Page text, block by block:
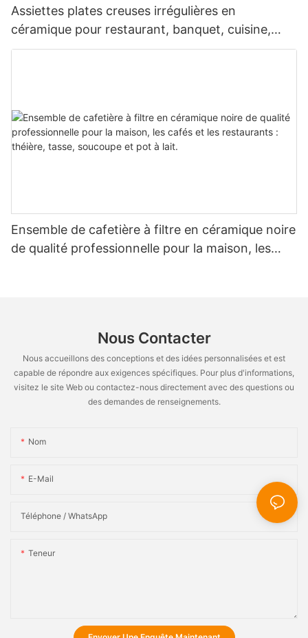
Assiettes plates creuses irrégulières en
céramique pour restaurant, banquet, cuisine,
maison, hôtel, vaisselle commerciale pour steak,
Ensemble de cafetière à filtre en céramique noire
de qualité professionnelle pour la maison, les
Nous Contacter
Nous accueillons des conceptions et des idées personnalisées et est
capable de répondre aux exigences spécifiques. Pour plus d'informations,
visitez le site Web ou contactez-nous directement avec des questions ou
des demandes de renseignements.
Nom
E-Mail
Téléphone / WhatsApp
Teneur